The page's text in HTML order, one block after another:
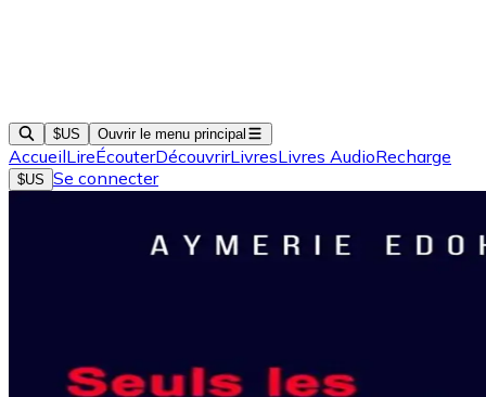
$US Ouvrir le menu principal
AccueilLireÉcouterDécouvrirLivresLivres AudioRecharge
$US Se connecter